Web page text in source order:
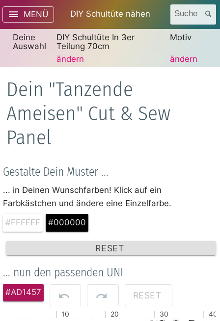
MENÜ DIY Schultüte nähen Suche
Deine
Auswahl
DIY Schultüte In 3er
Teilung 70cm
ändern
Motiv
ändern
Dein "Tanzende
Ameisen" Cut & Sew
Panel
Gestalte Dein Muster ...
... in Deinen Wunschfarben! Klick auf ein
Farbkästchen und ändere eine Einzelfarbe.
#FFFFFF
#000000
RESET
... nun den passenden UNI
#AD1457 RESET